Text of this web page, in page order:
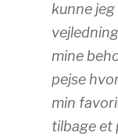
kunne
mine
pejse
min
tilbage et